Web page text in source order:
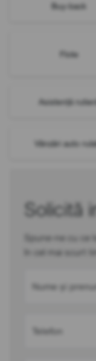
Buy-back
Flote
Asistență
Vânzări auto
Solicită
Spune-ne cu
în cel mai scurt
Nume și
Telefon